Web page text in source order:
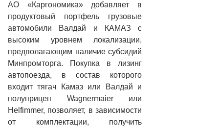
АО «Каргономика» добавляет в
продуктовый портфель грузовые
автомобили Валдай и КАМАЗ с
высоким уровнем локализации,
предполагающим наличие субсидий
Минпромторга. Покупка в лизинг
автопоезда, в состав которого
входит тягач Камаз или Валдай и
полуприцеп Wagnermaier или
Helfimmer, позволяет, в зависимости
от комплектации, получить